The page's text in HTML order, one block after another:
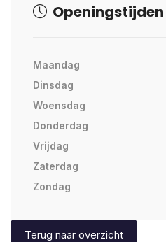
Openingstijden
Maandag
Dinsdag
Woensdag
Donderdag
Vrijdag
Zaterdag
Zondag
Terug naar overzicht